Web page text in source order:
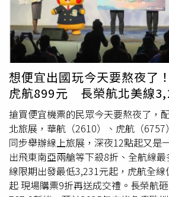
A350-900租機，拓展航網並提升中長
30億元，第二架因處於商業談判階段
將於簽約後補行公告。
處長李宜洲、行銷協理陳雅妮（左一
（圖／華航提供）旅客於 TTE 台北觀
北－布拉格來回機票，除享有線上旅
長程航線折價1,000 元，經濟艙最低
區同步搭配華航網站線上旅展機票促
出發全航線最高 88 折優惠，現場展區
Pay 付款，滿額還可再抽紅包，最高送
點，數量有限，送完為止。另華夏會
間，購買華航任一航點機票，登錄活
900 名立即贈送「中華電信漫遊優惠
次搞定；登錄抽獎還有機會獲得台北
店住宿券、中華電信免費漫遊序號、
山丘禮盒等好禮。華航並表示，官網
想便宜出國玩今天要熬夜了
虎航899元 長榮航北美線
搶買便宜機票的民眾今天要熬夜了，
北旅展，華航（2610）、虎航（6757
同步舉辦線上旅展，深夜12點起又是
出飛東南亞兩艙等下殺8折、全航線
線限期出發最低3,231元起，虎航全
起 現場購票9折再送成交禮。長榮航